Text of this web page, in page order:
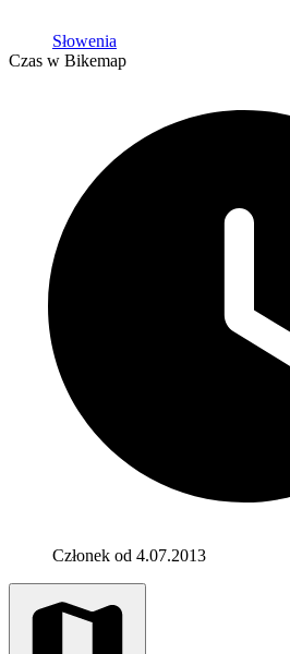
Słowenia
Czas w Bikemap
Członek od 4.07.2013